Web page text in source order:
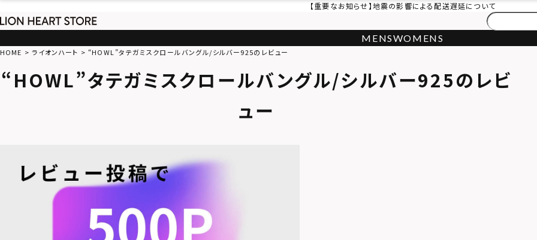
【重要なお知らせ】地震の影響による配送遅延について
MENSWOMENS
HOME ライオンハート “HOWL”タテガミスクロールバングル/シルバー925のレビュー
“HOWL”タテガミスクロールバングル/シルバー925のレビ
ュー